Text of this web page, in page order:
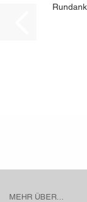
MEHR ÜBER...